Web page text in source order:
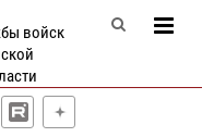
войск